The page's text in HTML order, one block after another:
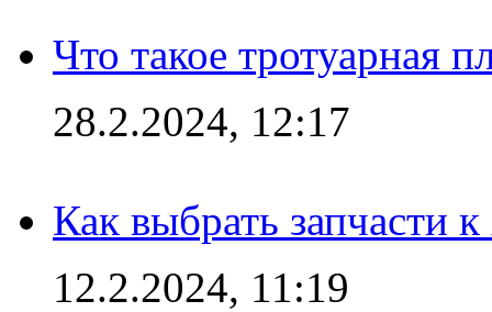
Что такое тротуарная
28.2.2024, 12:17
Как выбрать запчасти
12.2.2024, 11:19